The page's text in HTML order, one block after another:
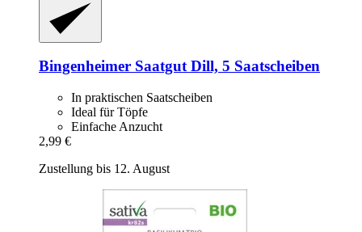
Bingenheimer SaatgutDill, 5 Saatscheiben
In praktischen Saatscheiben
Ideal für Töpfe
Einfache Anzucht
2,99 €
Zustellung bis 12. August